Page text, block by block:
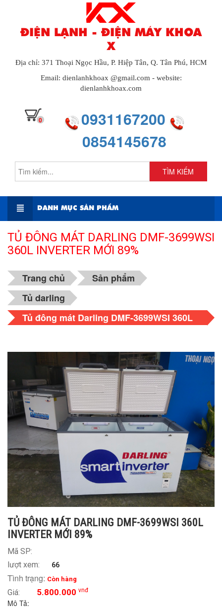
ĐIỆN LẠNH - ĐIỆN MÁY KHOA
X
Địa chỉ: 371 Thoại Ngọc Hầu, P. Hiệp Tân, Q. Tân Phú, HCM
Email: dienlanhkhoax @gmail.com - website:
dienlanhkhoax.com
0
0931167200
0854145678
TÌM KIẾM
DANH MỤC SẢN PHẨM
TỦ ĐÔNG MÁT DARLING DMF-3699WSI
360L INVERTER MỚI 89%
Trang chủ
Sản phẩm
Tủ darling
Tủ đông mát Darling DMF-3699WSI 360L
TỦ ĐÔNG MÁT DARLING DMF-3699WSI 360L
INVERTER MỚI 89%
Mã SP:
lượt xem:
66
Tình trạng: Còn hàng
Giá: 5.800.000 vnđ
Mô Tả: